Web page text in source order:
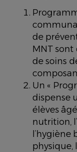
de
MNT sont
de soins
Un «
dispense
élèves
nutrition,
l’hygiène
physique,